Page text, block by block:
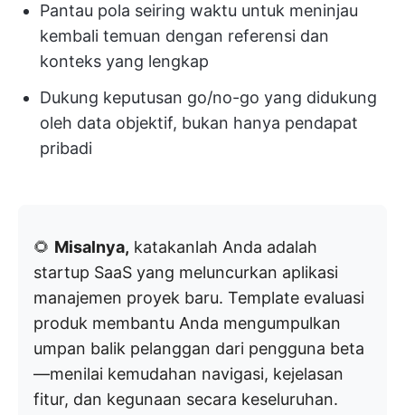
Pantau pola seiring waktu untuk meninjau
kembali temuan dengan referensi dan
konteks yang lengkap
Dukung keputusan go/no-go yang didukung
oleh data objektif, bukan hanya pendapat
pribadi
🌻 Misalnya, katakanlah Anda adalah
startup SaaS yang meluncurkan aplikasi
manajemen proyek baru. Template evaluasi
produk membantu Anda mengumpulkan
umpan balik pelanggan dari pengguna beta
—menilai kemudahan navigasi, kejelasan
fitur, dan kegunaan secara keseluruhan.